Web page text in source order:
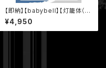
【即納】【babybell】【灯籠体（小
6）・「ショートネックver.」】16.0
cm 1/6 BJD 球体関節人形 ボ
ディ
¥4,950